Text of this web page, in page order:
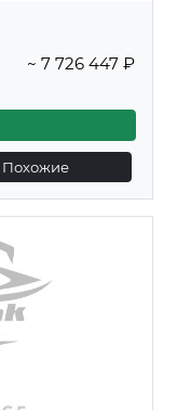
~ 7 726 447 ₽
Похожие